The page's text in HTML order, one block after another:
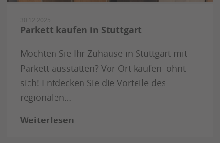
30.12.2025
Parkett kaufen in Stuttgart
Möchten Sie Ihr Zuhause in Stuttgart mit
Parkett ausstatten? Vor Ort kaufen lohnt
sich! Entdecken Sie die Vorteile des
regionalen…
Weiterlesen